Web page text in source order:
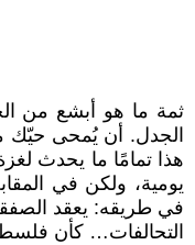
ثمة ما هو أبشع من
الجدل. أن يُمحى حيّك
هذا تمامًا ما يحدث
يومية، ولكن في
في طريقه: يعقد
التحالفات… كأن